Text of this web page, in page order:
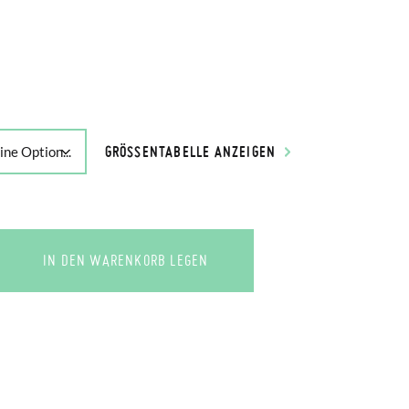
GRÖSSENTABELLE ANZEIGEN
IN DEN WARENKORB LEGEN